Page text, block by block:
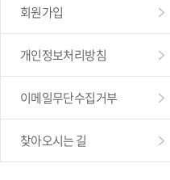
회원가입
개인정보처리방침
이메일무단수집거부
찾아오시는 길